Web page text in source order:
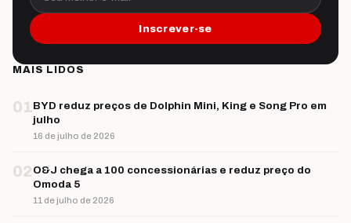
Inscrever-se
MAIS LIDOS
01BYD reduz preços de Dolphin Mini, King e Song Pro em
julho
16 de julho de 2026
02 O&J chega a 100 concessionárias e reduz preço do
Omoda 5
11 de julho de 2026